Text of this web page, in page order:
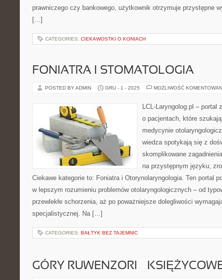
prawniczego czy bankowego, użytkownik otrzymuje przystępne
[…]
CATEGORIES: CIEKAWOSTKI O KONIACH
FONIATRA I STOMATOLOGIA
POSTED BY ADMIN GRU - 1 - 2025 MOŻLIWOŚĆ
LCL-Laryngolog.pl – portal
o pacjentach, które
medycynie
wiedza spotykają się z
skomplikowane
na przystępnym języku,
Ciekawe kategorie to: Foniatra i Otorynolaryngologia. Ten portal
w lepszym rozumieniu problemów otolaryngologicznych – od
przewlekłe schorzenia, aż po poważniejsze dolegliwości
specjalistycznej. Na […]
CATEGORIES: BAŁTYK BEZ TAJEMNIC
GÓRY RUWENZORI –